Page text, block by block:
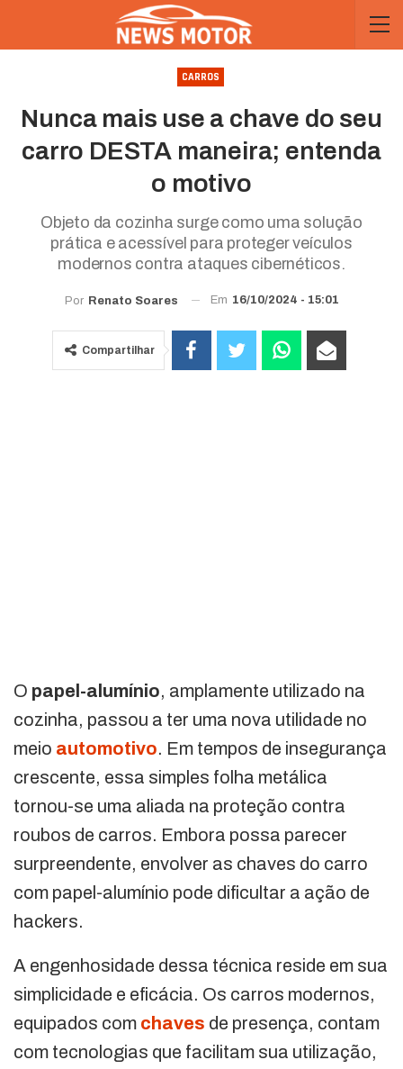
CARROS
Nunca mais use a chave do seu
carro DESTA maneira; entenda
o motivo
Objeto da cozinha surge como uma solução
prática e acessível para proteger veículos
modernos contra ataques cibernéticos.
Por Renato Soares Em 16/10/2024 - 15:01
Compartilhar
O papel-alumínio, amplamente utilizado na
cozinha, passou a ter uma nova utilidade no
meio automotivo. Em tempos de insegurança
crescente, essa simples folha metálica
tornou-se uma aliada na proteção contra
roubos de carros. Embora possa parecer
surpreendente, envolver as chaves do carro
com papel-alumínio pode dificultar a ação de
hackers.
A engenhosidade dessa técnica reside em sua
simplicidade e eficácia. Os carros modernos,
equipados com chaves de presença, contam
com tecnologias que facilitam sua utilização,